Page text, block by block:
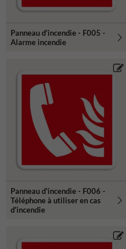
Panneau d'incendie - F005 -
Alarme incendie
Panneau d'incendie - F006 -
Téléphone à utiliser en cas
d'incendie